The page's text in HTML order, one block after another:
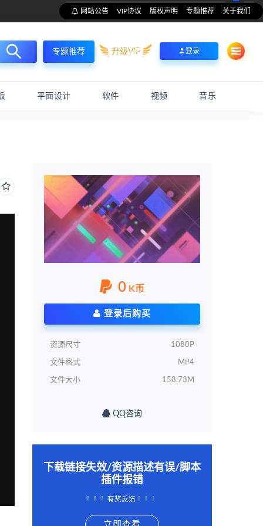
网站公告 VIP协议 版权声明 专题推荐 关于我们
专题推荐 升级VIP 登录
平面设计 软件 视频 音乐
0 K币
登录后购买
资源尺寸 1080P
文件格式 MP4
文件大小 158.73M
QQ咨询
下载链接失效/资源描述有误/脚本
插件报错
！！！有奖反馈 ！！！